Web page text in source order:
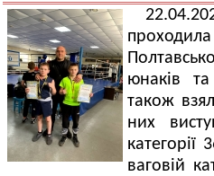
юнаків
також
них
ваговій